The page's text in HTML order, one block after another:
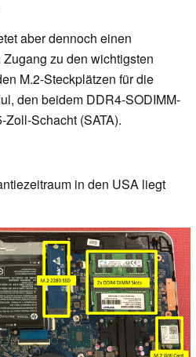
aber dennoch einen
zu den wichtigsten
M.2-Steckplätzen für die
den beidem DDR4-SODIMM-
Schacht (SATA).
in den USA liegt